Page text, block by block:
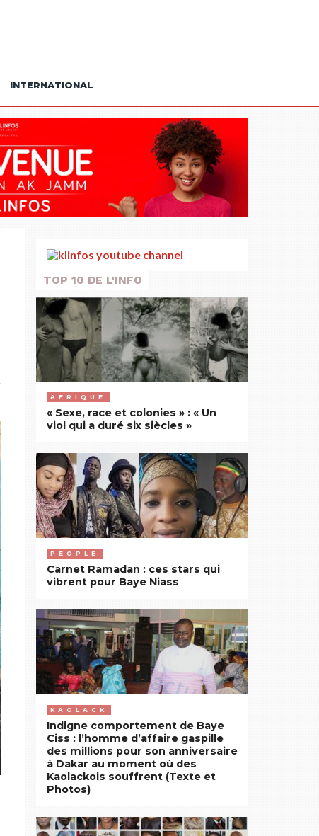
INTERNATIONAL
TOP 10 DE L'INFO
AFRIQUE
« Sexe, race et colonies » : « Un
viol qui a duré six siècles »
PEOPLE
Carnet Ramadan : ces stars qui
vibrent pour Baye Niass
KAOLACK
Indigne comportement de Baye
Ciss : l’homme d’affaire gaspille
des millions pour son anniversaire
à Dakar au moment où des
Kaolackois souffrent (Texte et
Photos)